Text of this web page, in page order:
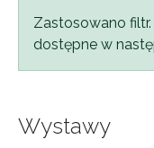
Komunikat
Zastosowano
dostępne w
Wystawy